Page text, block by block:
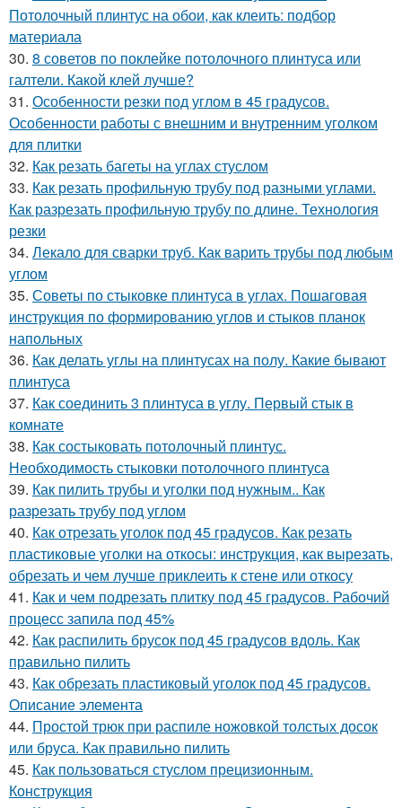
Потолочный плинтус на обои, как клеить: подбор
материала
30. 8 советов по поклейке потолочного плинтуса или
галтели. Какой клей лучше?
31. Особенности резки под углом в 45 градусов.
Особенности работы с внешним и внутренним уголком
для плитки
32. Как резать багеты на углах стуслом
33. Как резать профильную трубу под разными углами.
Как разрезать профильную трубу по длине. Технология
резки
34. Лекало для сварки труб. Как варить трубы под любым
углом
35. Советы по стыковке плинтуса в углах. Пошаговая
инструкция по формированию углов и стыков планок
напольных
36. Как делать углы на плинтусах на полу. Какие бывают
плинтуса
37. Как соединить 3 плинтуса в углу. Первый стык в
комнате
38. Как состыковать потолочный плинтус.
Необходимость стыковки потолочного плинтуса
39. Как пилить трубы и уголки под нужным.. Как
разрезать трубу под углом
40. Как отрезать уголок под 45 градусов. Как резать
пластиковые уголки на откосы: инструкция, как вырезать,
обрезать и чем лучше приклеить к стене или откосу
41. Как и чем подрезать плитку под 45 градусов. Рабочий
процесс запила под 45%
42. Как распилить брусок под 45 градусов вдоль. Как
правильно пилить
43. Как обрезать пластиковый уголок под 45 градусов.
Описание элемента
44. Простой трюк при распиле ножовкой толстых досок
или бруса. Как правильно пилить
45. Как пользоваться стуслом прецизионным.
Конструкция